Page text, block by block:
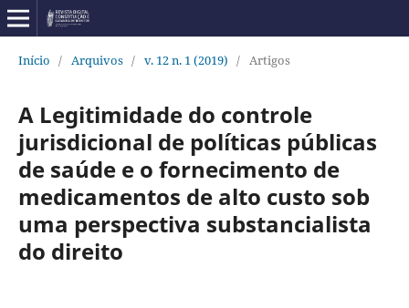
Início / Arquivos / v. 12 n. 1 (2019) / Artigos
A Legitimidade do controle
jurisdicional de políticas públicas
de saúde e o fornecimento de
medicamentos de alto custo sob
uma perspectiva substancialista
do direito